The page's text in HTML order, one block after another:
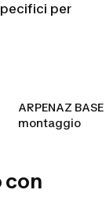
per
ARPENAZ
montaggio
con